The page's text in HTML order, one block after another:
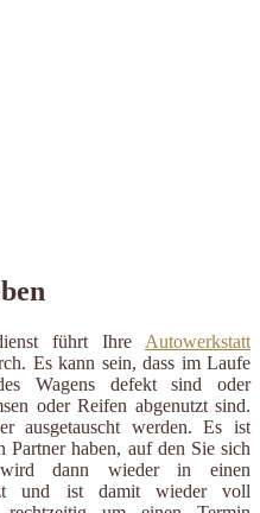
führt Ihre Autowerkstatt
Es kann sein, dass im Laufe
Wagens defekt sind oder
oder Reifen abgenutzt sind.
ausgetauscht werden. Es ist
haben, auf den Sie sich
dann wieder in einen
und ist damit wieder voll